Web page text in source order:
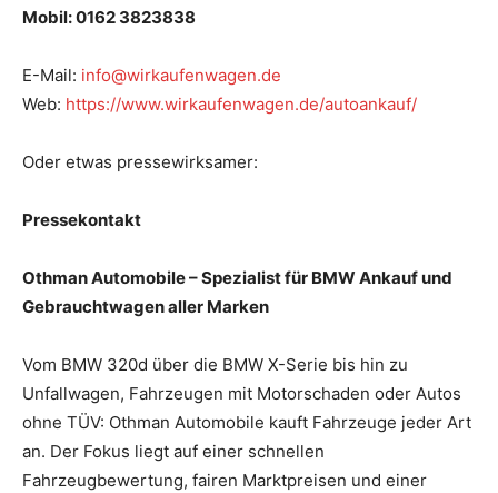
Mobil: 0162 3823838
E-Mail: info@wirkaufenwagen.de
Web: https://www.wirkaufenwagen.de/autoankauf/
Oder etwas pressewirksamer:
Pressekontakt
Othman Automobile – Spezialist für BMW Ankauf und
Gebrauchtwagen aller Marken
Vom BMW 320d über die BMW X-Serie bis hin zu
Unfallwagen, Fahrzeugen mit Motorschaden oder Autos
ohne TÜV: Othman Automobile kauft Fahrzeuge jeder Art
an. Der Fokus liegt auf einer schnellen
Fahrzeugbewertung, fairen Marktpreisen und einer